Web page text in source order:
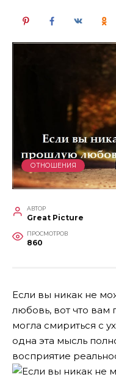
ОТНОШЕНИЯ
АВТОР
Great Picture
ПРОСМОТРОВ
860
Если вы никак не
любовь, вот что вам
могла смириться с
одна эта мысль
восприятие